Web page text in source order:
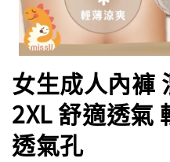
女生成人內褲
2XL 舒適透氣
透氣孔